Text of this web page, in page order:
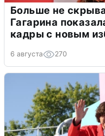
Больше не
Гагарина
кадры с новым
6 августа 270